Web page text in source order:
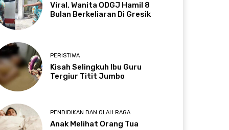
Viral, Wanita ODGJ Hamil 8
Bulan Berkeliaran Di Gresik
PERISTIWA
Kisah Selingkuh Ibu Guru
Tergiur Titit Jumbo
PENDIDIKAN DAN OLAH RAGA
Anak Melihat Orang Tua